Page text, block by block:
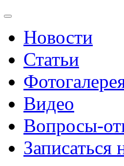
Новости
Статьи
Видео
Вопросы-
Записаться